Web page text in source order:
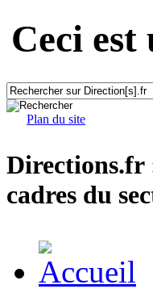
Ceci est
Plan du site
Directions.fr
cadres du